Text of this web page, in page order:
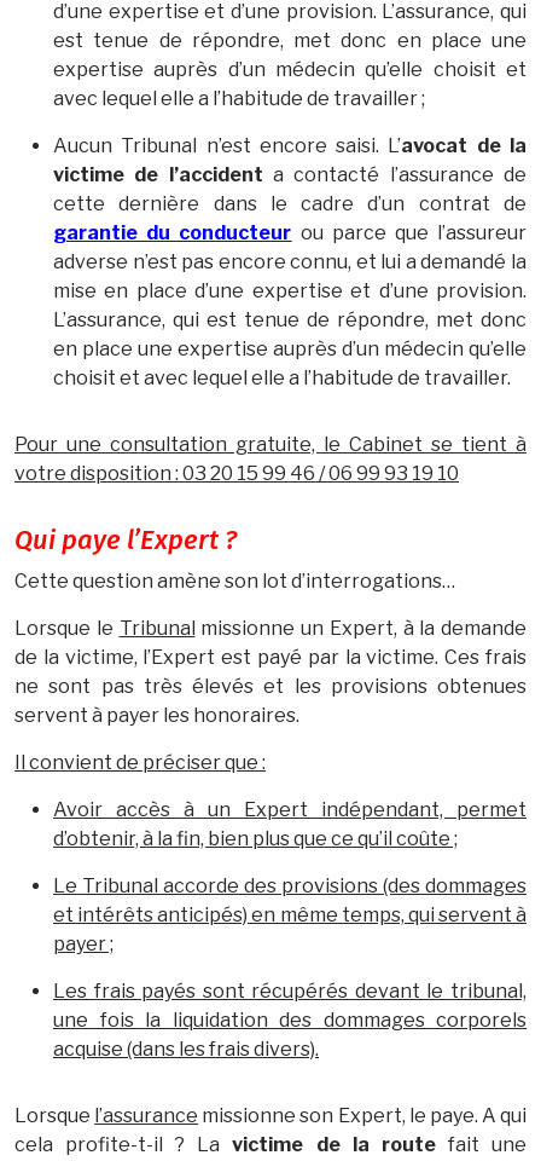
d’une expertise et d’une provision. L’assurance, qui
est tenue de répondre, met donc en place une
expertise auprès d’un médecin qu’elle choisit et
avec lequel elle a l’habitude de travailler ;
Aucun Tribunal n’est encore saisi. L’avocat de la
victime de l’accident a contacté l’assurance de
cette dernière dans le cadre d’un contrat de
garantie du conducteur ou parce que l’assureur
adverse n’est pas encore connu, et lui a demandé la
mise en place d’une expertise et d’une provision.
L’assurance, qui est tenue de répondre, met donc
en place une expertise auprès d’un médecin qu’elle
choisit et avec lequel elle a l’habitude de travailler.
Pour une consultation gratuite, le Cabinet se tient à
votre disposition : 03 20 15 99 46 / 06 99 93 19 10
Qui paye l’Expert ?
Cette question amène son lot d’interrogations…
Lorsque le Tribunal missionne un Expert, à la demande
de la victime, l’Expert est payé par la victime. Ces frais
ne sont pas très élevés et les provisions obtenues
servent à payer les honoraires.
Il convient de préciser que :
Avoir accès à un Expert indépendant, permet
d’obtenir, à la fin, bien plus que ce qu’il coûte ;
Le Tribunal accorde des provisions (des dommages
et intérêts anticipés) en même temps, qui servent à
payer ;
Les frais payés sont récupérés devant le tribunal,
une fois la liquidation des dommages corporels
acquise (dans les frais divers).
Lorsque l’assurance missionne son Expert, le paye. A qui
cela profite-t-il ? Lavictime de la routefait une